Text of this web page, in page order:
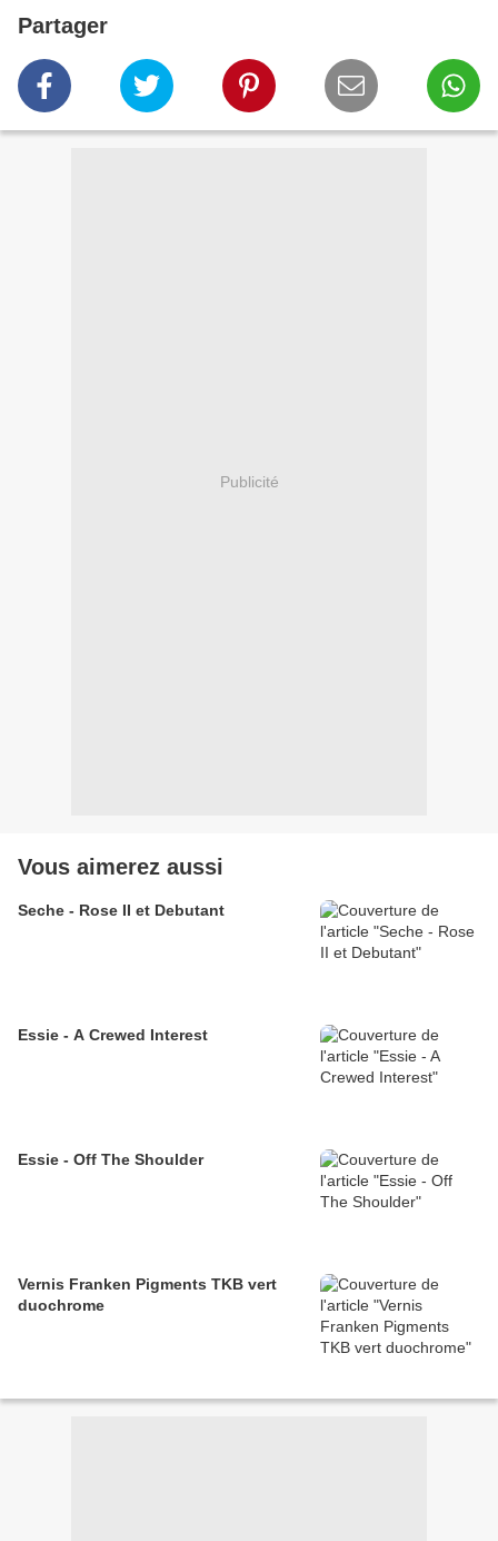
Partager
Publicité
Vous aimerez aussi
Seche - Rose II et Debutant
Essie - A Crewed Interest
Essie - Off The Shoulder
Vernis Franken Pigments TKB vert
duochrome